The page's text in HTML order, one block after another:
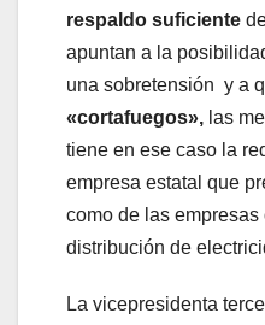
respaldo suficiente
apuntan a la
una sobretensión y a
«cortafuegos», las
tiene en ese caso la
empresa estatal que
como de las
distribución de
La vicepresidenta